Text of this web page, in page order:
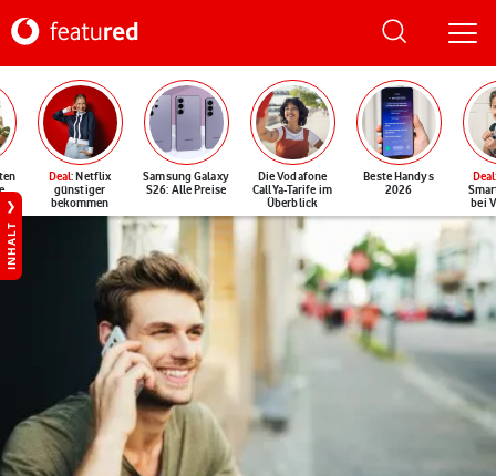
Deal: Netflix
günstiger
bekommen
Samsung Galaxy
S26: Alle Preise
Die Vodafone
CallYa-Tarife im
Überblick
Beste Handys
2026
Deal
bei
INHALT